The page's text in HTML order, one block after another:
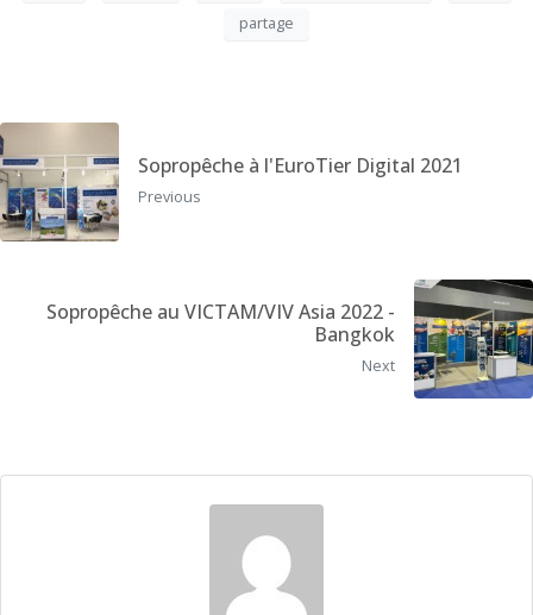
partage
Sopropêche à l'EuroTier Digital 2021
Previous
Sopropêche au VICTAM/VIV Asia 2022 -
Bangkok
Next